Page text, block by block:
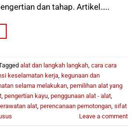
dan tahap. Artikel…..
alat dan langkah langkah, cara cara
keselamatan kerja, kegunaan dan
selama melakukan, pemilihan alat yang
, pengertian kayu, penggunaan alat - alat,
alat, perencanaan pemotongan, sifat
Leave a comment